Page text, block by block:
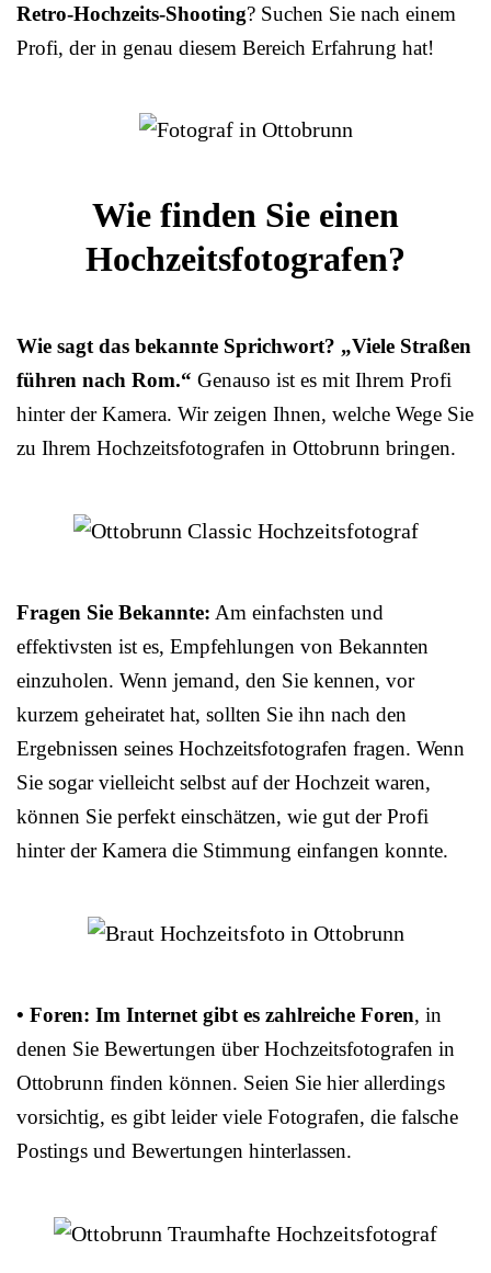
Retro-Hochzeits-Shooting? Suchen Sie nach einem
Profi, der in genau diesem Bereich Erfahrung hat!
Wie finden Sie einen
Hochzeitsfotografen?
Wie sagt das bekannte Sprichwort? „Viele Straßen
führen nach Rom.“ Genauso ist es mit Ihrem Profi
hinter der Kamera. Wir zeigen Ihnen, welche Wege Sie
zu Ihrem Hochzeitsfotografen in Ottobrunn bringen.
Fragen Sie Bekannte: Am einfachsten und
effektivsten ist es, Empfehlungen von Bekannten
einzuholen. Wenn jemand, den Sie kennen, vor
kurzem geheiratet hat, sollten Sie ihn nach den
Ergebnissen seines Hochzeitsfotografen fragen. Wenn
Sie sogar vielleicht selbst auf der Hochzeit waren,
können Sie perfekt einschätzen, wie gut der Profi
hinter der Kamera die Stimmung einfangen konnte.
• Foren: Im Internet gibt es zahlreiche Foren, in
denen Sie Bewertungen über Hochzeitsfotografen in
Ottobrunn finden können. Seien Sie hier allerdings
vorsichtig, es gibt leider viele Fotografen, die falsche
Postings und Bewertungen hinterlassen.